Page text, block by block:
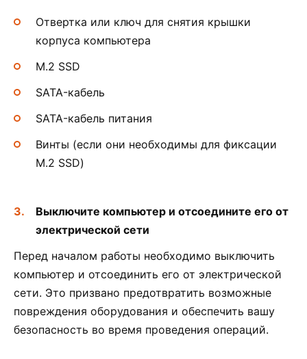
Отвертка или ключ для снятия крышки
корпуса компьютера
M.2 SSD
SATA-кабель
SATA-кабель питания
Винты (если они необходимы для фиксации
M.2 SSD)
Выключите компьютер и отсоедините его от
электрической сети
Перед началом работы необходимо выключить
компьютер и отсоединить его от электрической
сети. Это призвано предотвратить возможные
повреждения оборудования и обеспечить вашу
безопасность во время проведения операций.